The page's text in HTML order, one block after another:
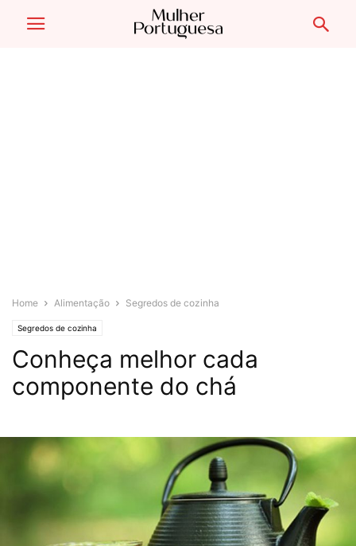
Home Alimentação Segredos de cozinha
Segredos de cozinha
Conheça melhor cada
componente do chá